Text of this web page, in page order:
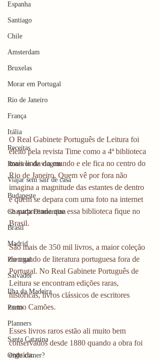
Espanha
Santiago
Chile
Amsterdam
Bruxelas
Morar em Portugal
Rio de Janeiro
França
Itália
Receitas
Roteiros de viagem
Viajar sem sair de casa
Budapeste
Chapada Diamantina
Brasil
Madrid
Portugal
Salvador
Ilha da Madeira
Porto
Planners
Santa Catarina
Onde comer?
O Real Gabinete Português de Leitura foi
eleito pela revista Time como a 4ª biblioteca
mais linda do mundo e ele fica no centro do
Rio de Janeiro. Quem vê por fora não
imagina a magnitude das estantes de dentro
e quem se depara com uma foto na internet
se surpreende que essa biblioteca fique no
Brasil.
São mais de 350 mil livros, a maior coleção
do mundo de literatura portuguesa fora de
Portugal. No Real Gabinete Português de
Leitura se encontram edições raras,
históricas, livros clássicos de escritores
como Camões.
Esses livros raros estão ali muito bem
conservados desde 1880 quando a obra foi
erguida.